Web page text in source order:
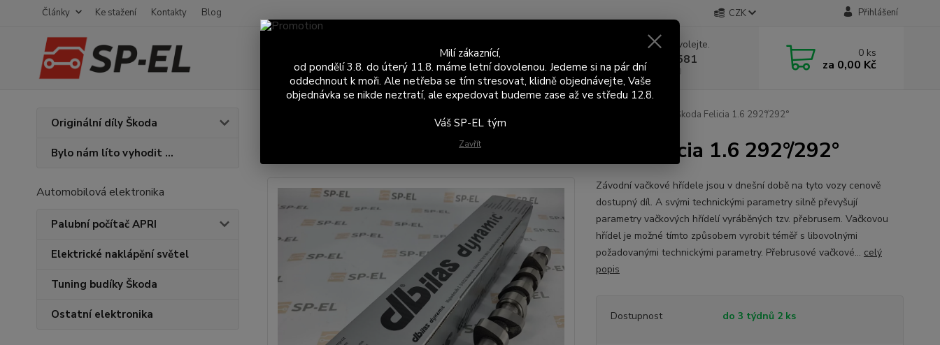
Články Ke stažení Kontakty Blog CZK Přihlášení
Hledat
Nevíte si rady? Zavolejte.
+420 603 411 581
Po - Pá 9:00 - 17:00
0 ks
za 0,00 Kč
Originální díly Škoda
Bylo nám líto vyhodit ...
Automobilová elektronika
Palubní počítač APRI
Elektrické naklápění světel
Tuning budíky Škoda
Ostatní elektronika
Vačkové hřídele dbilas - Závodní vačková hřídel Škoda Felicia 1.6 292°/292°
dbilas - Závodní vačková hřídel Škoda Felicia 1.6 292°/292°
Závodní vačkové hřídele jsou v dnešní době na tyto vozy cenově
dostupný díl. A svými technickými parametry silně převyšují
parametry vačkových hřídelí vyráběných tzv. přebrusem. Vačkovou
hřídel je možné tímto způsobem vyrobit téměř s libovolnými
požadovanými technickými parametry. Přebrusové vačkové... celý
popis
Dostupnost do 3 týdnů 2 ks
Milí zákaznící,
od pondělí 3.8. do úterý 11.8. máme letní dovolenou. Jedeme si na pár dní
oddechnout k moři. Ale netřeba se tím stresovat, klidně objednávejte, Vaše
objednávka se nikde neztratí, ale expedovat budeme zase až ve středu 12.8.
Váš SP-EL tým
Zavřít